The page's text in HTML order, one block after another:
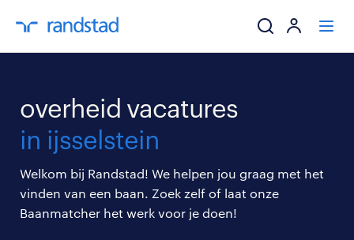
mijn carrière
over randstad
overheid vacatures
in ijsselstein
Welkom bij Randstad! We helpen jou graag met het
vinden van een baan. Zoek zelf of laat onze
Baanmatcher het werk voor je doen!